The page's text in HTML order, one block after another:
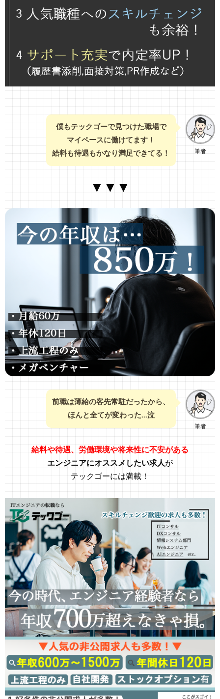
筆者
僕もテックゴーで見つけた職場で
マイペースに働けてます！
給料も待遇もかなり満足できてる！
▼▼▼
筆者
前職は薄給の客先常駐だったから、
ほんと全てが変わった…泣
給料や待遇、労働環境や将来性に不安がある
エンジニアにオススメしたい求人が
テックゴーには満載！